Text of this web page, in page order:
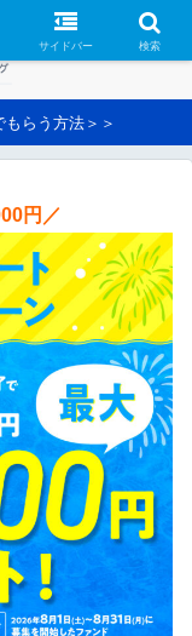
らう方法＞＞
円／
サイドバー 検索